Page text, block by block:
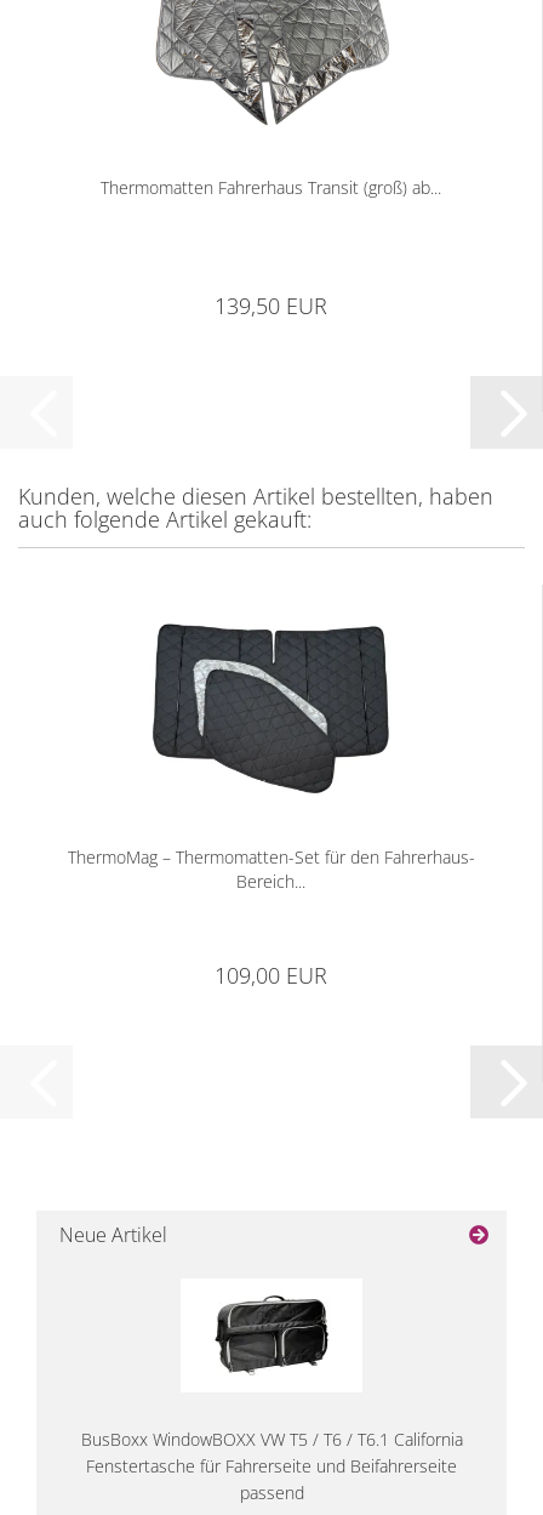
Thermomatten Fahrerhaus Transit (groß) ab...
139,50 EUR
Kunden, welche diesen Artikel bestellten, haben
auch folgende Artikel gekauft:
ThermoMag – Thermomatten-Set für den Fahrerhaus-
Bereich...
109,00 EUR
Neue Artikel
BusBoxx WindowBOXX VW T5 / T6 / T6.1 California
Fenstertasche für Fahrerseite und Beifahrerseite
passend